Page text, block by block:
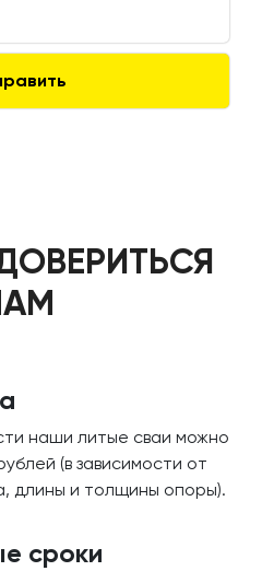
наши литые сваи можно
(в зависимости от
длины и толщины опоры).
сроки